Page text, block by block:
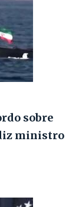
sobre
ministro